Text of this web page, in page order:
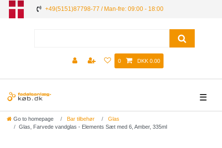
+49(5151)87798-77 / Man-fre: 09:00 - 18:00
0 DKK 0.00
☰
Go to homepage Bar tilbehør
Glas
Glas, Farvede vandglas - Elements Sæt med 6, Amber, 335ml